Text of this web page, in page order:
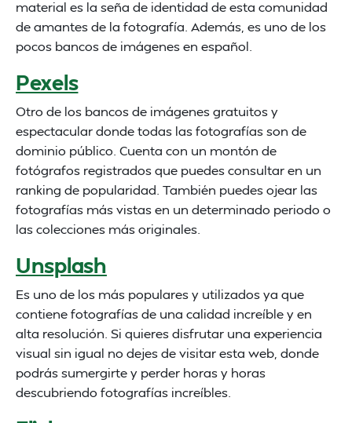
material es la seña de identidad de esta comunidad
de amantes de la fotografía. Además, es uno de los
pocos bancos de imágenes en español.
Pexels
Otro de los bancos de imágenes gratuitos y
espectacular donde todas las fotografías son de
dominio público. Cuenta con un montón de
fotógrafos registrados que puedes consultar en un
ranking de popularidad. También puedes ojear las
fotografías más vistas en un determinado periodo o
las colecciones más originales.
Unsplash
Es uno de los más populares y utilizados ya que
contiene fotografías de una calidad increíble y en
alta resolución. Si quieres disfrutar una experiencia
visual sin igual no dejes de visitar esta web, donde
podrás sumergirte y perder horas y horas
descubriendo fotografías increíbles.